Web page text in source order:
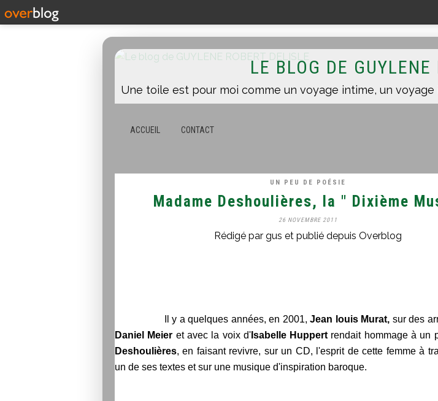
LE BLOG DE GUYLENE
ACCUEIL CONTACT
UN PEU DE POÉSIE
Madame Deshoulières, la " Dixième
26 NOVEMBRE 2011
Rédigé par gus et publié depuis Overblog
Il y a quelques années, en 2001,Jean louis Murat, sur des
Daniel Meier et avec la voix d'Isabelle Huppert rendait hommage à un
Deshoulières, en faisant revivre, sur un CD, l'esprit de cette femme à
un de ses textes et sur une musique d'inspiration baroque.